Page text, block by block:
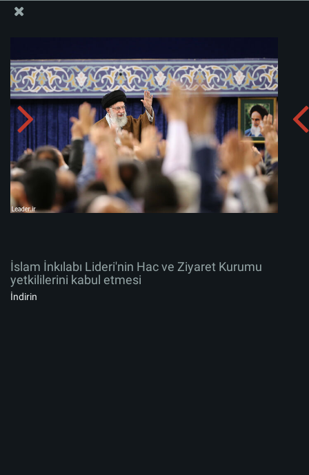
İslam İnkılabı Lideri'nin Hac ve Ziyaret Kurumu
yetkililerini kabul etmesi
Albümü indirin:
İslam İnkılabı Lideri'nin Hac ve Ziyaret Kurumu
yetkililerini kabul etmesi
İndirin